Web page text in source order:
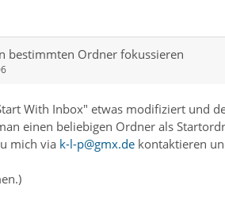
bestimmten Ordner fokussieren
With Inbox" etwas modifiziert und
einen beliebigen Ordner als
mich via k-l-p@gmx.dekontaktieren